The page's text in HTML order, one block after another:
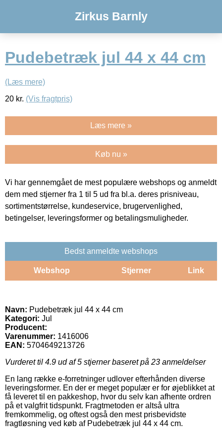
Zirkus Barnly
Pudebetræk jul 44 x 44 cm
(Læs mere)
20 kr. (Vis fragtpris)
Læs mere »
Køb nu »
Vi har gennemgået de mest populære webshops og anmeldt
dem med stjerner fra 1 til 5 ud fra bl.a. deres prisniveau,
sortimentstørrelse, kundeservice, brugervenlighed,
betingelser, leveringsformer og betalingsmuligheder.
Bedst anmeldte webshops
Webshop Stjerner Link
Navn: Pudebetræk jul 44 x 44 cm
Kategori: Jul
Producent:
Varenummer: 1416006
EAN: 5704649213726
Vurderet til 4.9 ud af 5 stjerner baseret på 23 anmeldelser
En lang række e-forretninger udlover efterhånden diverse
leveringsformer. En der er meget populær er for øjeblikket at
få leveret til en pakkeshop, hvor du selv kan afhente ordren
på et valgfrit tidspunkt. Fragtmetoden er altså ultra
fremkommelig, og oftest også den mest prisbevidste
fragtløsning ved køb af Pudebetræk jul 44 x 44 cm.